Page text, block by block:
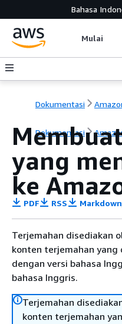
Bahasa
Mulai
Dokumentasi
Dokumentasi
yang
ke
PDF RSS Markdown
Terjemahan disediakan
konten terjemahan
dengan versi bahasa
bahasa Inggris.
Terjemahan
konten terjemahan